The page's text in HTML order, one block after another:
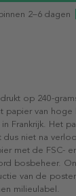
2–6 dagen
op 240-
papier van hoge
Frankrijk. Het
dus niet na
met de FSC-
bosbeheer.
van de
milieulabel.